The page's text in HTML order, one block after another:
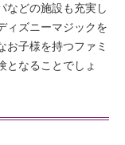
などの施設も充実し
ィズニーマジックを
お子様を持つファミ
となることでしょ